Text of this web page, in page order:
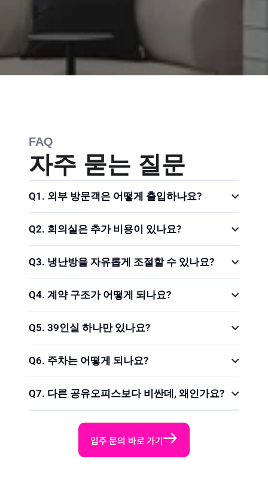
FAQ
자주 묻는 질문
Q1. 외부 방문객은 어떻게 출입하나요?
Q2. 회의실은 추가 비용이 있나요?
Q3. 냉난방을 자유롭게 조절할 수 있나요?
Q4. 계약 구조가 어떻게 되나요?
Q5. 39인실 하나만 있나요?
Q6. 주차는 어떻게 되나요?
Q7. 다른 공유오피스보다 비싼데, 왜인가요?
입주 문의 바로 가기